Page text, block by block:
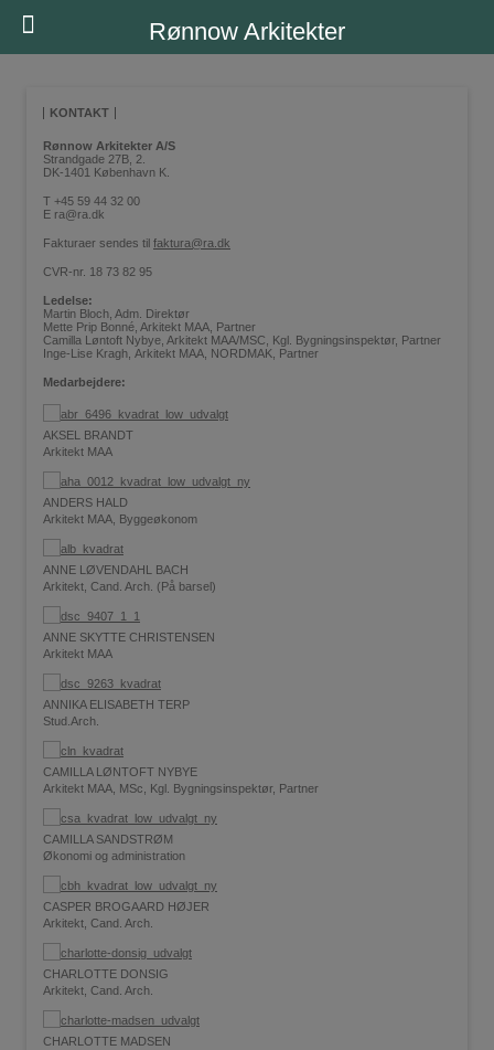
KONTAKT
Rønnow Arkitekter A/S
Strandgade 27B, 2.
DK-1401 København K.
T +45 59 44 32 00
E ra@ra.dk
Fakturaer sendes til faktura@ra.dk
CVR-nr. 18 73 82 95
Ledelse:
Martin Bloch, Adm. Direktør
Mette Prip Bonné, Arkitekt MAA, Partner
Camilla Løntoft Nybye, Arkitekt MAA/MSC, Kgl. Bygningsinspektør, Partner
Inge-Lise Kragh, Arkitekt MAA, NORDMAK, Partner
Medarbejdere:
AKSEL BRANDT
Arkitekt MAA
ANDERS HALD
Arkitekt MAA, Byggeøkonom
ANNE LØVENDAHL BACH
Arkitekt, Cand. Arch. (På barsel)
ANNE SKYTTE CHRISTENSEN
Arkitekt MAA
ANNIKA ELISABETH TERP
Stud.Arch.
CAMILLA LØNTOFT NYBYE
Arkitekt MAA, MSc, Kgl. Bygningsinspektør, Partner
CAMILLA SANDSTRØM
Økonomi og administration
CASPER BROGAARD HØJER
Arkitekt, Cand. Arch.
CHARLOTTE DONSIG
Arkitekt, Cand. Arch.
CHARLOTTE MADSEN
Rønnow Arkitekter